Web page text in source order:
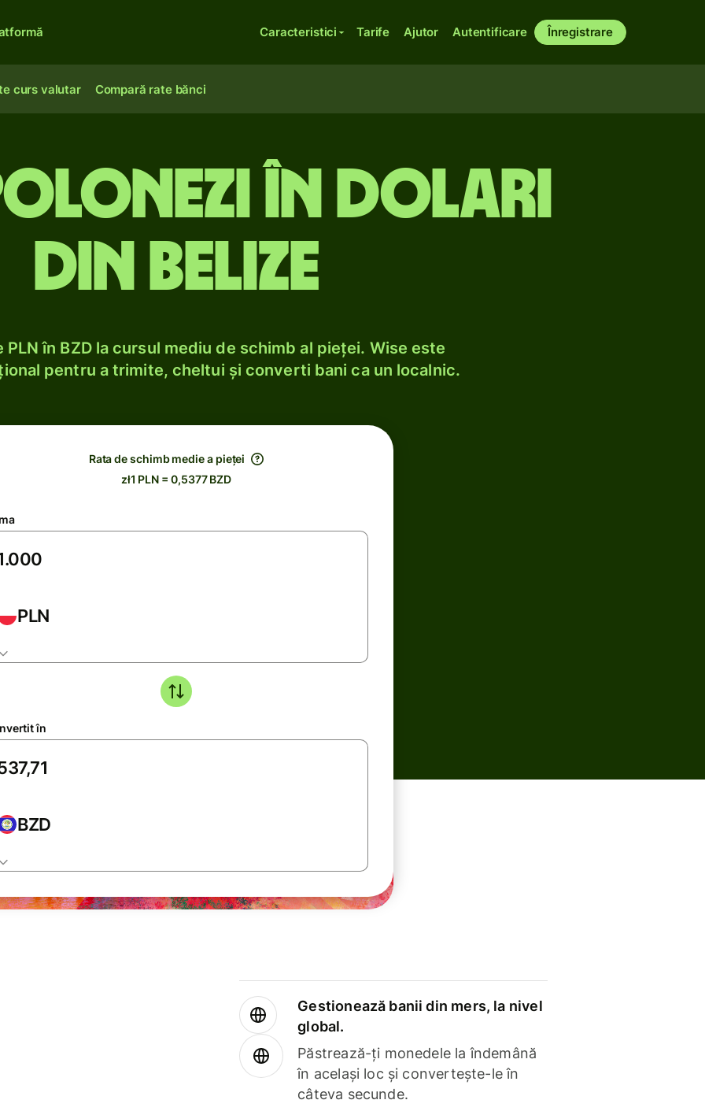
Caracteristici Tarife Ajutor Autentificare Înregistrare
curs valutar Compară rate bănci
în dolari
din Belize
în BZD la cursul mediu de schimb al pieței. Wise este
pentru a trimite, cheltui și converti bani ca un localnic.
Rata de schimb medie a pieței
zł1 PLN = 0,5377 BZD
PLN
în
BZD
Gestionează banii din mers, la nivel
global.
Păstrează-ți monedele la îndemână
în același loc și convertește-le în
câteva secunde.